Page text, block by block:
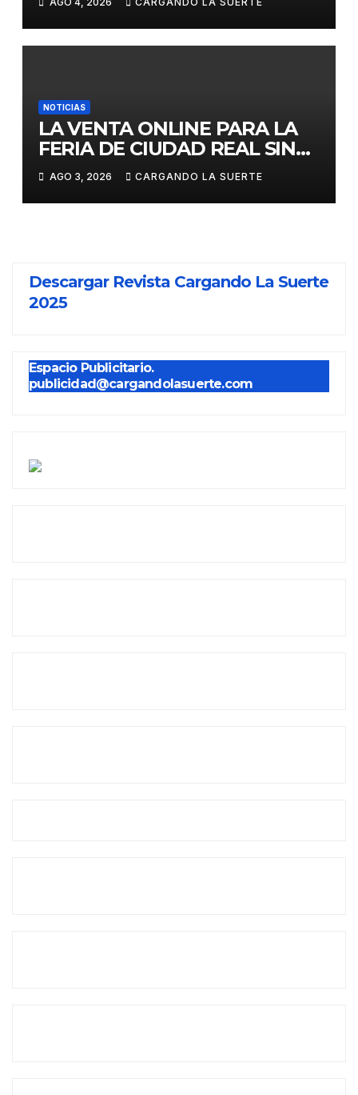
AÑOS EN LAS DOS GRANDES
CITAS DEL ABONO
NOTICIAS
LA VENTA ONLINE PARA LA
FERIA DE CIUDAD REAL SIN
GASTOS DE GESTION HASTA
EL DOMINGO
AGO 3, 2026 CARGANDO LA SUERTE
Descargar Revista Cargando La Suerte
2025
Espacio Publicitario.
publicidad@cargandolasuerte.com